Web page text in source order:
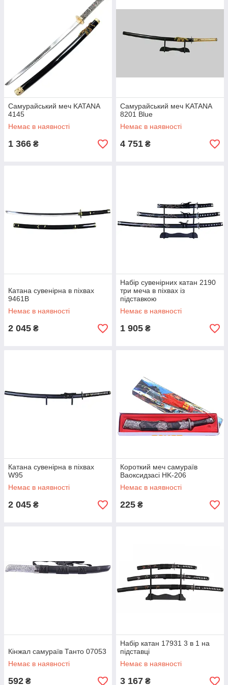
Самурайський меч KATANA
4145
Немає в наявності
1 366 ₴
Самурайський меч KATANA
8201 Blue
Немає в наявності
4 751 ₴
Катана сувенірна в піхвах
9461B
Немає в наявності
2 045 ₴
Набір сувенірних катан 2190
три меча в піхвах із
підставкою
Немає в наявності
1 905 ₴
Катана сувенірна в піхвах
W95
Немає в наявності
2 045 ₴
Короткий меч самураїв
Ваоксидзасі HK-206
Немає в наявності
225 ₴
Кінжал самураїв Танто 07053
Немає в наявності
592 ₴
Набір катан 17931 3 в 1 на
підставці
Немає в наявності
3 167 ₴